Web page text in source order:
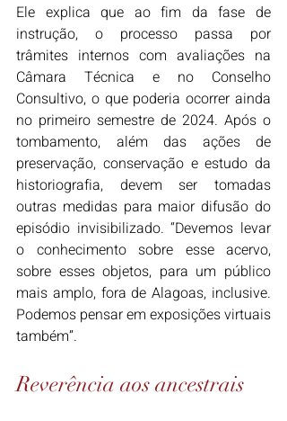
Ele explica que ao fim da fase de
instrução, o processo passa por
trâmites internos com avaliações na
Câmara Técnica e no Conselho
Consultivo, o que poderia ocorrer ainda
no primeiro semestre de 2024. Após o
tombamento, além das ações de
preservação, conservação e estudo da
historiografia, devem ser tomadas
outras medidas para maior difusão do
episódio invisibilizado. “Devemos levar
o conhecimento sobre esse acervo,
sobre esses objetos, para um público
mais amplo, fora de Alagoas, inclusive.
Podemos pensar em exposições virtuais
também”.
Reverência aos ancestrais